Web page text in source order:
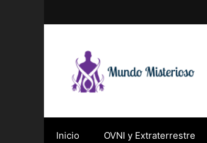
Inicio OVNI y Extraterrestre